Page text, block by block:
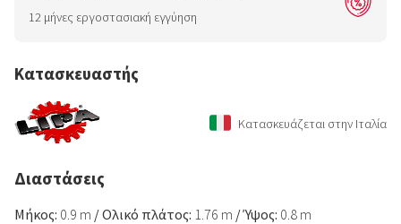
12 μήνες εργοστασιακή εγγύηση
Κατασκευαστής
Κατασκευάζεται στην Ιταλία
Διαστάσεις
Μήκος: 0.9 m /Ολικό πλάτος: 1.76 m /Ύψος: 0.8 m